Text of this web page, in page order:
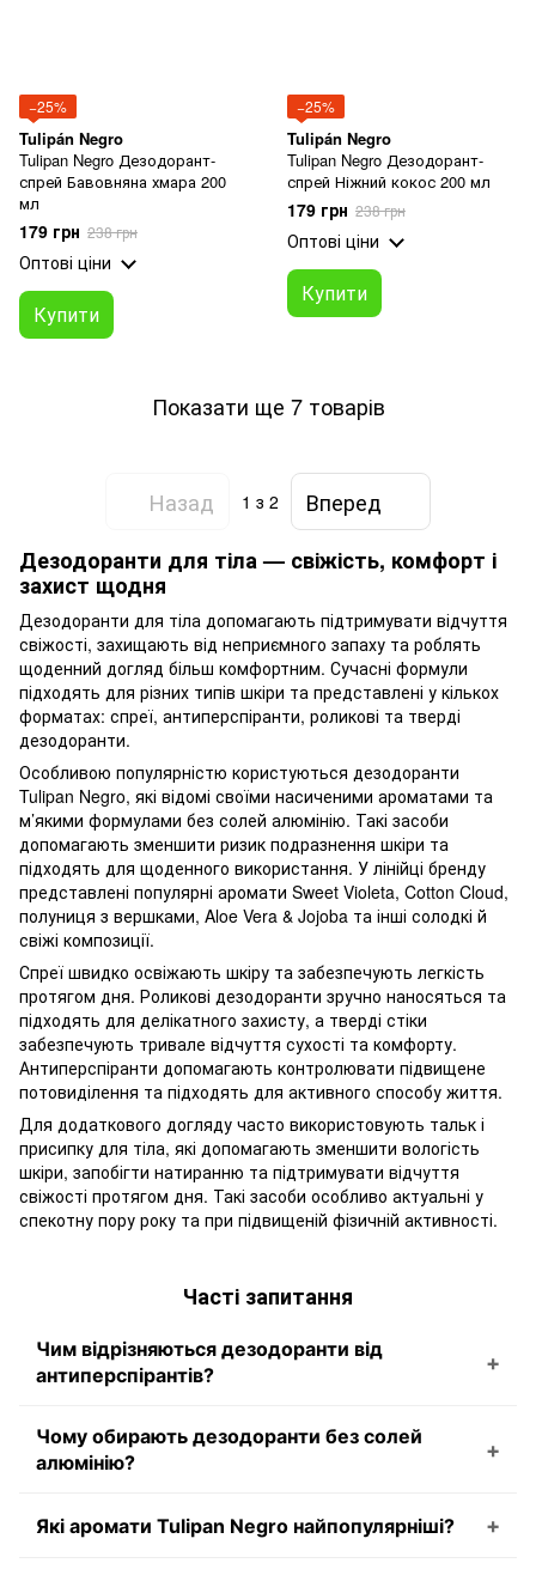
−25%
Tulipán Negro
Tulipan Negro Дезодорант-
спрей Бавовняна хмара 200
мл
179 грн 238 грн
Оптові ціни
Купити
−25%
Tulipán Negro
Tulipan Negro Дезодорант-
спрей Ніжний кокос 200 мл
179 грн 238 грн
Оптові ціни
Купити
Показати ще 7 товарів
Назад 1 з 2
Вперед
Дезодоранти для тіла — свіжість, комфорт і
захист щодня
Дезодоранти для тіла допомагають підтримувати відчуття
свіжості, захищають від неприємного запаху та роблять
щоденний догляд більш комфортним. Сучасні формули
підходять для різних типів шкіри та представлені у кількох
форматах: спреї, антиперспіранти, роликові та тверді
дезодоранти.
Особливою популярністю користуються дезодоранти
Tulipan Negro, які відомі своїми насиченими ароматами та
м’якими формулами без солей алюмінію. Такі засоби
допомагають зменшити ризик подразнення шкіри та
підходять для щоденного використання. У лінійці бренду
представлені популярні аромати Sweet Violeta, Cotton Cloud,
полуниця з вершками, Aloe Vera & Jojoba та інші солодкі й
свіжі композиції.
Спреї швидко освіжають шкіру та забезпечують легкість
протягом дня. Роликові дезодоранти зручно наносяться та
підходять для делікатного захисту, а тверді стіки
забезпечують тривале відчуття сухості та комфорту.
Антиперспіранти допомагають контролювати підвищене
потовиділення та підходять для активного способу життя.
Для додаткового догляду часто використовують тальк і
присипку для тіла, які допомагають зменшити вологість
шкіри, запобігти натиранню та підтримувати відчуття
свіжості протягом дня. Такі засоби особливо актуальні у
спекотну пору року та при підвищеній фізичній активності.
Часті запитання
Чим відрізняються дезодоранти від
антиперспірантів?
Чому обирають дезодоранти без солей
алюмінію?
Які аромати Tulipan Negro найпопулярніші?